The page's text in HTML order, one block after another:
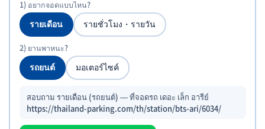
1) อยากจอดแบบไหน?
รายเดือน รายชั่วโมง・รายวัน
2) ยานพาหนะ?
รถยนต์ มอเตอร์ไซค์
สอบถาม รายเดือน (รถยนต์) — ที่จอดรถ เดอะ เล็ก อารีย์
https://thailand-parking.com/th/station/bts-ari/6034/